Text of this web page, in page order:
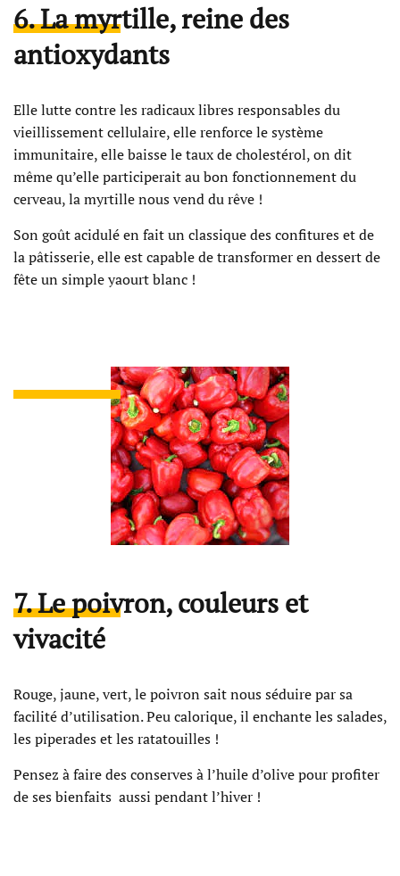
6. La myrtille, reine des
antioxydants
Elle lutte contre les radicaux libres responsables du
vieillissement cellulaire, elle renforce le système
immunitaire, elle baisse le taux de cholestérol, on dit
même qu’elle participerait au bon fonctionnement du
cerveau, la myrtille nous vend du rêve !
Son goût acidulé en fait un classique des confitures et de
la pâtisserie, elle est capable de transformer en dessert de
fête un simple yaourt blanc !
7. Le poivron, couleurs et
vivacité
Rouge, jaune, vert, le poivron sait nous séduire par sa
facilité d’utilisation. Peu calorique, il enchante les salades,
les piperades et les ratatouilles !
Pensez à faire des conserves à l’huile d’olive pour profiter
de ses bienfaits aussi pendant l’hiver !